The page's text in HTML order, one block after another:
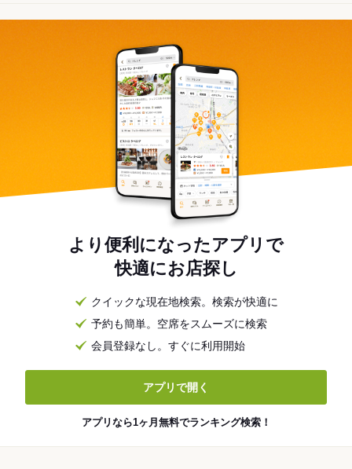
より便利になったアプリで
快適にお店探し
クイックな現在地検索。検索が快適に
予約も簡単。空席をスムーズに検索
会員登録なし。すぐに利用開始
アプリで開く
アプリなら1ヶ月無料でランキング検索！